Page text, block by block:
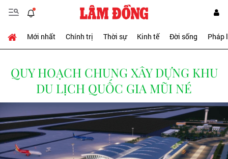
Mới nhất Chính trị Thời sự Kinh tế Đời sống Pháp
QUY HOẠCH CHUNG XÂY DỰNG KHU
DU LỊCH QUỐC GIA MŨI NÉ